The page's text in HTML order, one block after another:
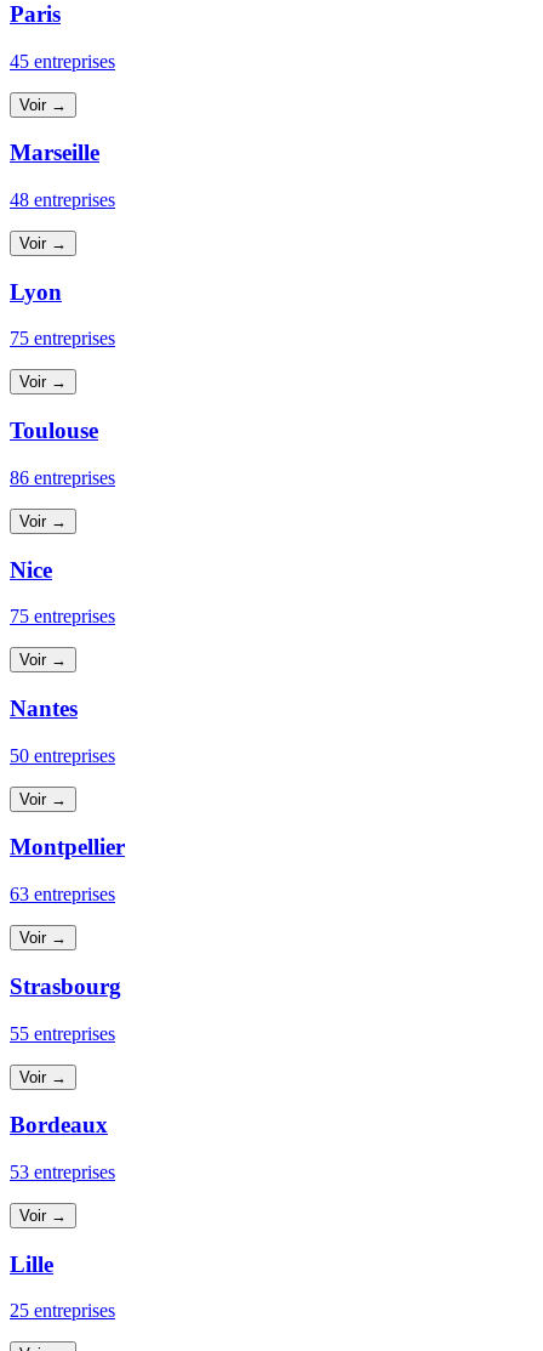
Paris
45 entreprises
Voir →
Marseille
48 entreprises
Voir →
Lyon
75 entreprises
Voir →
Toulouse
86 entreprises
Voir →
Nice
75 entreprises
Voir →
Nantes
50 entreprises
Voir →
Montpellier
63 entreprises
Voir →
Strasbourg
55 entreprises
Voir →
Bordeaux
53 entreprises
Voir →
Lille
25 entreprises